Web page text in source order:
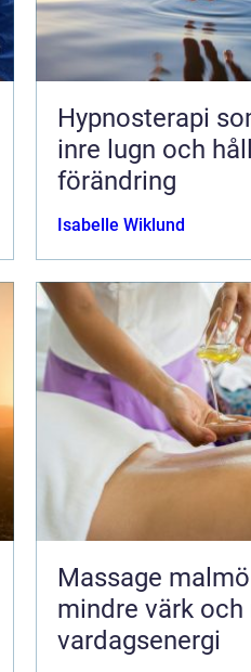
Hypnosterapi
inre lugn och
förändring
Isabelle Wiklund
Massage malmö en väg till
mindre värk och
vardagsenergi